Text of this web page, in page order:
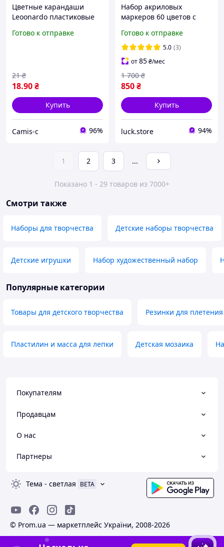
Цветные карандаши
Leoonardo пластиковые
рисования, школьные и
Готово к отправке
18.90₴
21 ₴
Купить
Camis-c 96%
Набор акриловых
маркеров 60 цветов с
для творчества и декора
Готово к отправке
5.0 (3)
от85₴/мес
850₴
1 700 ₴
Купить
luck.store 94%
1 2 3 ...
Показано 1 - 29 товаров из 7000+
Смотри также
Наборы для творчества Детские наборы творчества
Детские игрушки Набор художественный набор
Популярные категории
Товары для детского творчества Резинки для плетения
Пластилин и масса для лепки Детская мозаика
Покупателям
Продавцам
О нас
Партнеры
Тема - светлая BETA
© Prom.ua — маркетплейс України, 2008-2026